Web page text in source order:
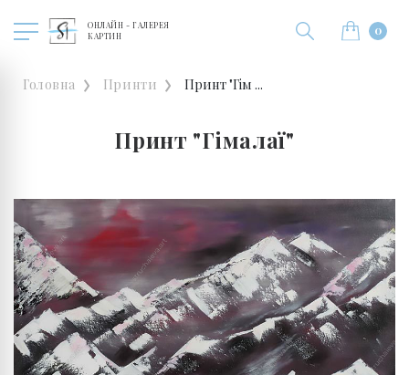
ОНЛАЙН - ГАЛЕРЕЯ
КАРТИН
0
Головна Принти Принт "Гім ...
Принт "Гімалаї"